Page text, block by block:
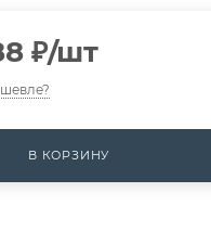
₽/шт
В КОРЗИНУ